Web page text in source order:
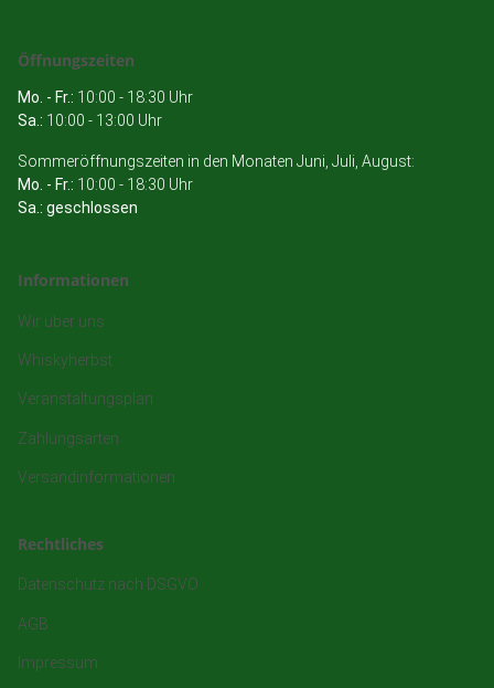
Öffnungszeiten
Mo. - Fr.: 10:00 - 18:30 Uhr
Sa.: 10:00 - 13:00 Uhr
Sommeröffnungszeiten in den Monaten Juni, Juli, August:
Mo. - Fr.: 10:00 - 18:30 Uhr
Sa.: geschlossen
Informationen
Wir über uns
Whiskyherbst
Veranstaltungsplan
Zahlungsarten
Versandinformationen
Rechtliches
Datenschutz nach DSGVO
AGB
Impressum